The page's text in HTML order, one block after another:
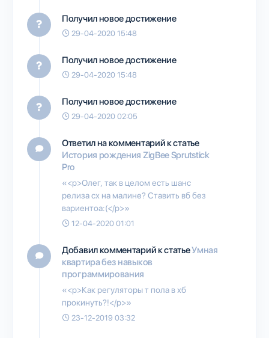
Получил новое достижение
29-04-2020 15:48
Получил новое достижение
29-04-2020 15:48
Получил новое достижение
29-04-2020 02:05
Ответил на комментарий к статье
История рождения ZigBee Sprutstick
Pro
«<p>Олег, так в целом есть шанс
релиза сх на малине? Ставить вб без
вариентоа:(</p>»
12-04-2020 01:01
Добавил комментарий к статьеУмная
квартира без навыков
программирования
«<p>Как регуляторы т пола в хб
прокинуть?!</p>»
23-12-2019 03:32